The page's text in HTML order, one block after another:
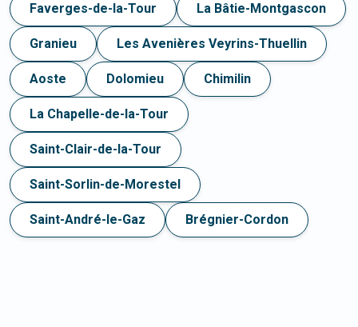
Faverges-de-la-Tour La Bâtie-Montgascon
Granieu Les Avenières Veyrins-Thuellin
Aoste Dolomieu Chimilin
La Chapelle-de-la-Tour
Saint-Clair-de-la-Tour
Saint-Sorlin-de-Morestel
Saint-André-le-Gaz Brégnier-Cordon